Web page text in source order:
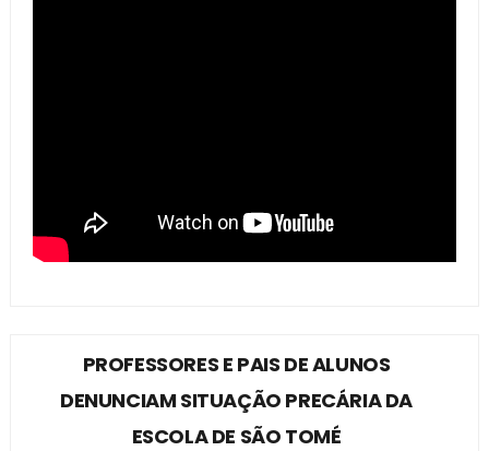
PROFESSORES E PAIS DE ALUNOS
DENUNCIAM SITUAÇÃO PRECÁRIA DA
ESCOLA DE SÃO TOMÉ